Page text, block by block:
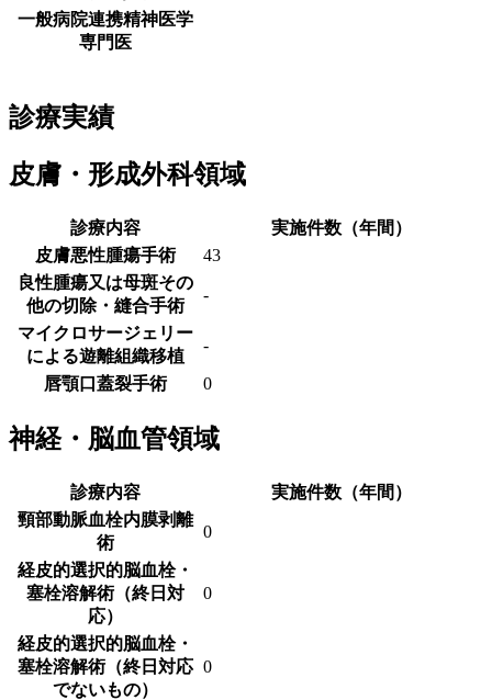
一般病院連携精神医学
専門医
診療実績
皮膚・形成外科領域
診療内容
実施件数（年間）
皮膚悪性腫瘍手術
43
良性腫瘍又は母斑その
他の切除・縫合手術
-
マイクロサージェリー
による遊離組織移植
-
唇顎口蓋裂手術 0
神経・脳血管領域
診療内容
実施件数（年間）
頸部動脈血栓内膜剥離
術
0
経皮的選択的脳血栓・
塞栓溶解術（終日対
応）
0
経皮的選択的脳血栓・
塞栓溶解術（終日対応
でないもの）
0